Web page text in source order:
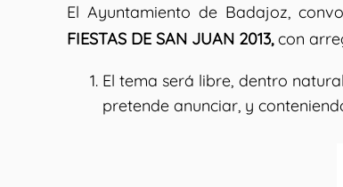
El Ayuntamiento de Badajoz,
FIESTAS DE SAN JUAN 2013,con
El tema será libre, dentro
pretende anunciar, y